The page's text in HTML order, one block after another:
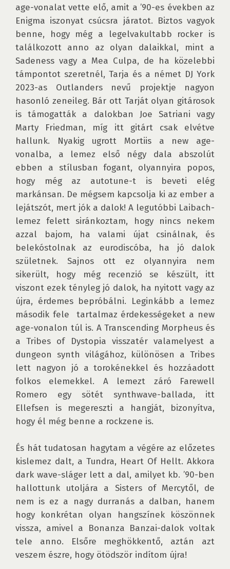
age-vonalat vette elő, amit a ’90-es években az
Enigma iszonyat csúcsra járatot. Biztos vagyok
benne, hogy még a legelvakultabb rocker is
találkozott anno az olyan dalaikkal, mint a
Sadeness vagy a Mea Culpa, de ha közelebbi
támpontot szeretnél, Tarja és a német DJ York
2023-as Outlanders nevű projektje nagyon
hasonló zeneileg. Bár ott Tarját olyan gitárosok
is támogatták a dalokban Joe Satriani vagy
Marty Friedman, míg itt gitárt csak elvétve
hallunk. Nyakig ugrott Mortiis a new age-
vonalba, a lemez első négy dala abszolút
ebben a stílusban fogant, olyannyira popos,
hogy még az autotune-t is beveti elég
markánsan. De mégsem kapcsolja ki az ember a
lejátszót, mert jók a dalok! A legutóbbi Laibach-
lemez felett siránkoztam, hogy nincs nekem
azzal bajom, ha valami újat csinálnak, és
belekóstolnak az eurodiscóba, ha jó dalok
születnek. Sajnos ott ez olyannyira nem
sikerült, hogy még recenzió se készült, itt
viszont ezek tényleg jó dalok, ha nyitott vagy az
újra, érdemes bepróbálni. Leginkább a lemez
második fele  tartalmaz érdekességeket a new
age-vonalon túl is. A Transcending Morpheus és
a Tribes of Dystopia visszatér valamelyest a
dungeon synth világához, különösen a Tribes
lett nagyon jó a torokénekkel és hozzáadott
folkos elemekkel. A lemezt záró Farewell
Romero egy sötét synthwave-ballada, itt
Ellefsen is megereszti a hangját, bizonyítva,
hogy él még benne a rockzene is.
És hát tudatosan hagytam a végére az előzetes
kislemez dalt, a Tundra, Heart Of Hellt. Akkora
dark wave-sláger lett a dal, amilyet kb. ’90-ben
hallottunk utoljára a Sisters of Mercytől, de
nem is ez a nagy durranás a dalban, hanem
hogy konkrétan olyan hangszínek köszönnek
vissza, amivel a Bonanza Banzai-dalok voltak
tele anno. Elsőre meghökkentő, aztán azt
veszem észre, hogy ötödször indítom újra!